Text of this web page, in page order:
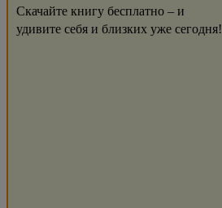
Скачайте книгу бесплатно – и
удивите себя и близких уже сегодня!